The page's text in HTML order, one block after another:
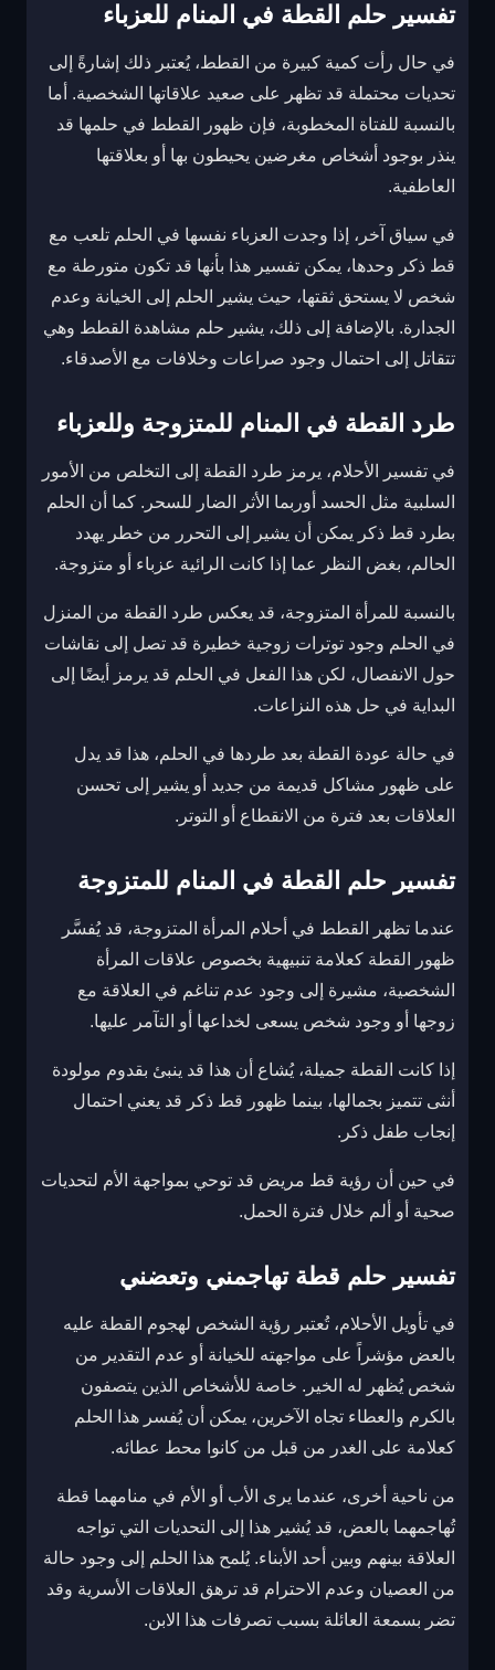
تفسير حلم القطة في المنام للعزباء
في حال رأت كمية كبيرة من القطط، يُعتبر ذلك إشارةً إلى
تحديات محتملة قد تظهر على صعيد علاقاتها الشخصية. أما
بالنسبة للفتاة المخطوبة، فإن ظهور القطط في حلمها قد
ينذر بوجود أشخاص مغرضين يحيطون بها أو بعلاقتها
العاطفية.
في سياق آخر، إذا وجدت العزباء نفسها في الحلم تلعب مع
قط ذكر وحدها، يمكن تفسير هذا بأنها قد تكون متورطة مع
شخص لا يستحق ثقتها، حيث يشير الحلم إلى الخيانة وعدم
الجدارة. بالإضافة إلى ذلك، يشير حلم مشاهدة القطط وهي
تتقاتل إلى احتمال وجود صراعات وخلافات مع الأصدقاء.
طرد القطة في المنام للمتزوجة وللعزباء
في تفسير الأحلام، يرمز طرد القطة إلى التخلص من الأمور
السلبية مثل الحسد أوربما الأثر الضار للسحر. كما أن الحلم
بطرد قط ذكر يمكن أن يشير إلى التحرر من خطر يهدد
الحالم، بغض النظر عما إذا كانت الرائية عزباء أو متزوجة.
بالنسبة للمرأة المتزوجة، قد يعكس طرد القطة من المنزل
في الحلم وجود توترات زوجية خطيرة قد تصل إلى نقاشات
حول الانفصال، لكن هذا الفعل في الحلم قد يرمز أيضًا إلى
البداية في حل هذه النزاعات.
في حالة عودة القطة بعد طردها في الحلم، هذا قد يدل
على ظهور مشاكل قديمة من جديد أو يشير إلى تحسن
العلاقات بعد فترة من الانقطاع أو التوتر.
تفسير حلم القطة في المنام للمتزوجة
عندما تظهر القطط في أحلام المرأة المتزوجة، قد يُفسَّر
ظهور القطة كعلامة تنبيهية بخصوص علاقات المرأة
الشخصية، مشيرة إلى وجود عدم تناغم في العلاقة مع
زوجها أو وجود شخص يسعى لخداعها أو التآمر عليها.
إذا كانت القطة جميلة، يُشاع أن هذا قد ينبئ بقدوم مولودة
أنثى تتميز بجمالها، بينما ظهور قط ذكر قد يعني احتمال
إنجاب طفل ذكر.
في حين أن رؤية قط مريض قد توحي بمواجهة الأم لتحديات
صحية أو ألم خلال فترة الحمل.
تفسير حلم قطة تهاجمني وتعضني
في تأويل الأحلام، تُعتبر رؤية الشخص لهجوم القطة عليه
بالعض مؤشراً على مواجهته للخيانة أو عدم التقدير من
شخص يُظهر له الخير. خاصة للأشخاص الذين يتصفون
بالكرم والعطاء تجاه الآخرين، يمكن أن يُفسر هذا الحلم
كعلامة على الغدر من قبل من كانوا محط عطائه.
من ناحية أخرى، عندما يرى الأب أو الأم في منامهما قطة
تُهاجمهما بالعض، قد يُشير هذا إلى التحديات التي تواجه
العلاقة بينهم وبين أحد الأبناء. يُلمح هذا الحلم إلى وجود حالة
من العصيان وعدم الاحترام قد ترهق العلاقات الأسرية وقد
تضر بسمعة العائلة بسبب تصرفات هذا الابن.